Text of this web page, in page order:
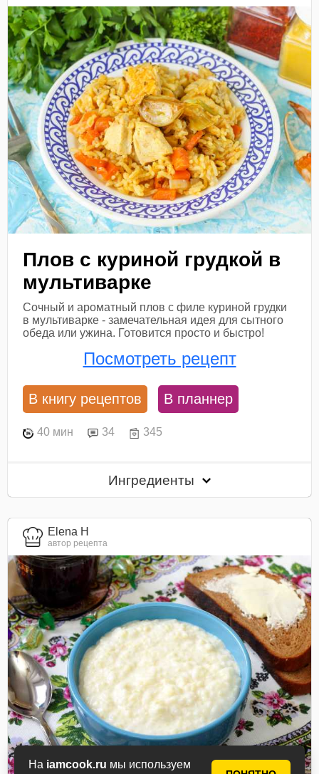
На iamcook.ru мы используем
Плов с куриной грудкой в
мультиварке
Сочный и ароматный плов с филе куриной грудки
в мультиварке - замечательная идея для сытного
обеда или ужина. Готовится просто и быстро!
Посмотреть рецепт
В книгу рецептов В планнер
40 мин 34 345
Ингредиенты
Elena H
автор рецепта